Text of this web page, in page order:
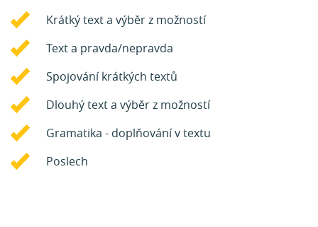
Krátký text a výběr z možností
Text a pravda/nepravda
Spojování krátkých textů
Dlouhý text a výběr z možností
Gramatika - doplňování v textu
Poslech